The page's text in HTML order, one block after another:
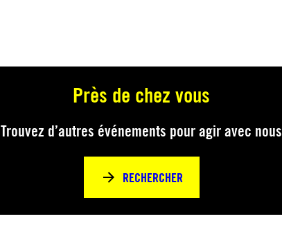
Près de chez vous
Trouvez d’autres événements pour agir avec nous
RECHERCHER